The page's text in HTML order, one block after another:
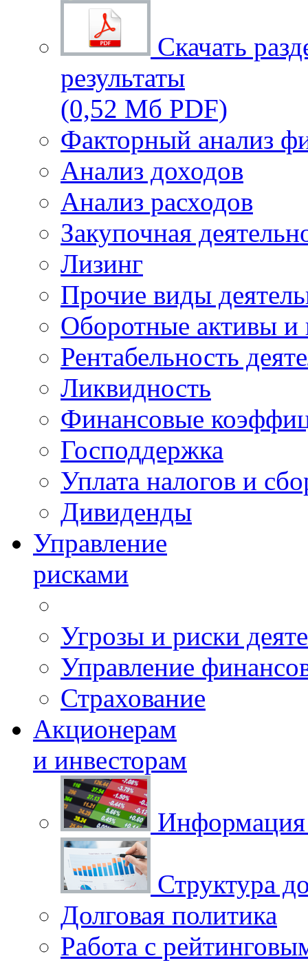
Скачать
результаты
(0,52 Мб PDF)
Факторный анализ
Анализ доходов
Анализ расходов
Закупочная
Лизинг
Прочие виды
Оборотные активы и
Рентабельность
Ликвидность
Финансовые
Господдержка
Уплата налогов и
Дивиденды
Управление
рисками
Угрозы и риски
Управление
Страхование
Акционерам
и инвесторам
Структура
Долговая политика
Работа с